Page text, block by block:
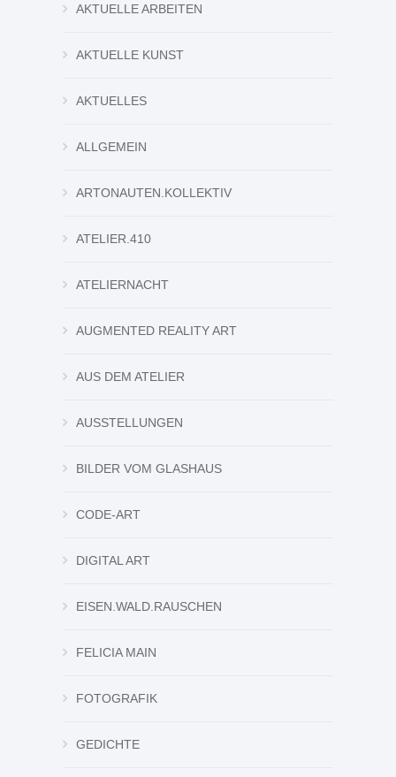
AKTUELLE ARBEITEN
AKTUELLE KUNST
AKTUELLES
ALLGEMEIN
ARTONAUTEN.KOLLEKTIV
ATELIER.410
ATELIERNACHT
AUGMENTED REALITY ART
AUS DEM ATELIER
AUSSTELLUNGEN
BILDER VOM GLASHAUS
CODE-ART
DIGITAL ART
EISEN.WALD.RAUSCHEN
FELICIA MAIN
FOTOGRAFIK
GEDICHTE